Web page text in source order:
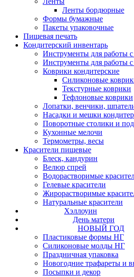
Ленты бордюрные
Формы бумажные
Пакеты упаковочные
Пищевая печать
Кондитерский инвентарь
Инструменты для работы с
Инструменты для работы
Коврики кондитерские
Силиконовые
Текстурные коврики
Тефлоновые коврики
Лопатки, венчики,
Насадки и мешки
Поворотные столики и
Кухонные мелочи
Термометры, весы
Красители пищевые
Блеск, кандурин
Велюр спрей
Водорастворимые
Гелевые красители
Жирорастворимые
Натуральные красители
Хэллоуин
День матери
НОВЫЙ ГОД
Пластиковые формы НГ
Силиконовые молды НГ
Праздничная упаковка
Новогодние трафареты и
Посыпки и декор